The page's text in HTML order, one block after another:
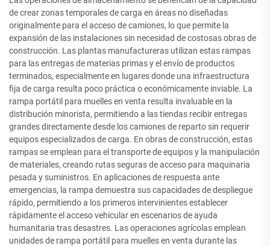
de crear zonas temporales de carga en áreas no diseñadas
originalmente para el acceso de camiones, lo que permite la
expansión de las instalaciones sin necesidad de costosas obras de
construcción. Las plantas manufactureras utilizan estas rampas
para las entregas de materias primas y el envío de productos
terminados, especialmente en lugares donde una infraestructura
fija de carga resulta poco práctica o económicamente inviable. La
rampa portátil para muelles en venta resulta invaluable en la
distribución minorista, permitiendo a las tiendas recibir entregas
grandes directamente desde los camiones de reparto sin requerir
equipos especializados de carga. En obras de construcción, estas
rampas se emplean para el transporte de equipos y la manipulación
de materiales, creando rutas seguras de acceso para maquinaria
pesada y suministros. En aplicaciones de respuesta ante
emergencias, la rampa demuestra sus capacidades de despliegue
rápido, permitiendo a los primeros intervinientes establecer
rápidamente el acceso vehicular en escenarios de ayuda
humanitaria tras desastres. Las operaciones agrícolas emplean
unidades de rampa portátil para muelles en venta durante las